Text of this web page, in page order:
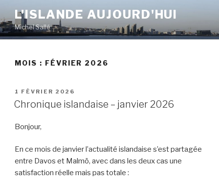
au
contenu
principal
L'ISLANDE AUJOURD'HUI
Michel Sallé
MOIS : FÉVRIER 2026
PUBLIÉ
LE
1 FÉVRIER 2026
Chronique islandaise – janvier 2026
Bonjour,
En ce mois de janvier l’actualité islandaise s’est partagée
entre Davos et Malmö, avec dans les deux cas une
satisfaction réelle mais pas totale :